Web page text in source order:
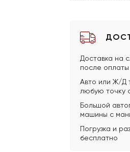
Доставка на
после оплаты
Авто или Ж/Д
любую точку
Большой
машины с
Погрузка и
бесплатно